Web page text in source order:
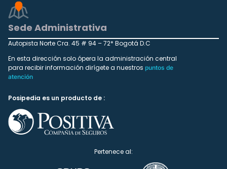
Sede Administrativa
Autopista Norte Cra. 45 # 94 – 72* Bogotá D.C
En esta dirección solo ópera la administración central
para recibir información dirígete a nuestros puntos de
atención
Posipedia es un producto de :
Pertenece al: